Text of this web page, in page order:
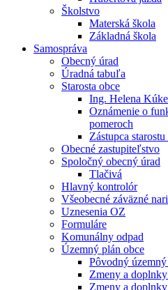
Školstvo
Materská škola
Základná škola
Samospráva
Obecný úrad
Úradná tabuľa
Starosta obce
Ing. Helena
Oznámenie o
pomeroch
Zástupca starostu
Obecné zastupiteľstvo
Spoločný obecný úrad
Tlačivá
Hlavný kontrolór
Všeobecné záväzné
Uznesenia OZ
Formuláre
Komunálny odpad
Územný plán obce
Pôvodný
Zmeny a
Zmeny a